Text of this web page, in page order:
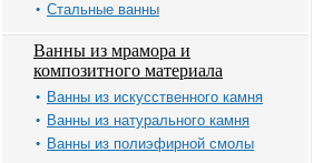
Стальные ванны
Ванны из мрамора и
композитного материала
Ванны из искусственного камня
Ванны из натурального камня
Ванны из полиэфирной смолы